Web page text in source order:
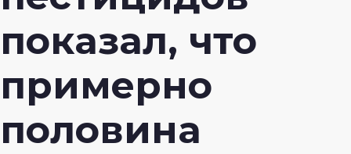
показал, что
примерно
половина